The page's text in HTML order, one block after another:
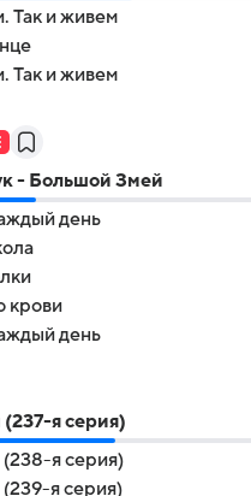
Так и живем
Так и живем
- Большой Змей
день
крови
день
я серия)
я серия)
я серия)